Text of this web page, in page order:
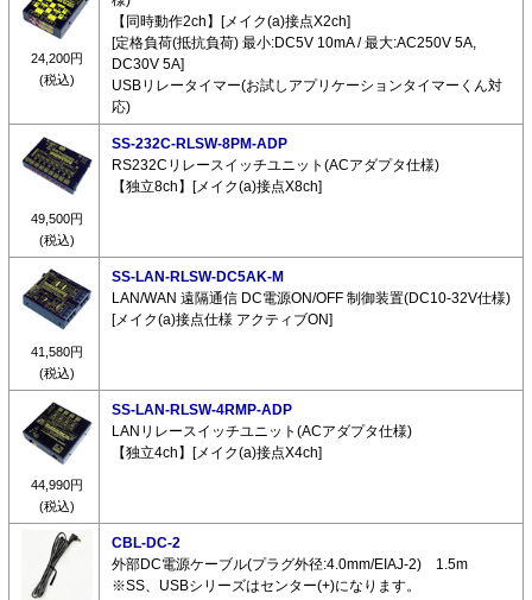
24,200円
(税込)
【同時動作2ch】[メイク(a)接点X2ch]
[定格負荷(抵抗負荷) 最小:DC5V 10mA / 最大:AC250V 5A,
DC30V 5A]
USBリレータイマー(お試しアプリケーションタイマーくん対
応)
49,500円
(税込)
SS-232C-RLSW-8PM-ADP
RS232Cリレースイッチユニット(ACアダプタ仕様)
【独立8ch】[メイク(a)接点X8ch]
41,580円
(税込)
SS-LAN-RLSW-DC5AK-M
LAN/WAN 遠隔通信 DC電源ON/OFF 制御装置(DC10-32V仕様)
[メイク(a)接点仕様 アクティブON]
44,990円
(税込)
SS-LAN-RLSW-4RMP-ADP
LANリレースイッチユニット(ACアダプタ仕様)
【独立4ch】[メイク(a)接点X4ch]
CBL-DC-2
外部DC電源ケーブル(プラグ外径:4.0mm/EIAJ-2) 1.5m
※SS、USBシリーズはセンター(+)になります。